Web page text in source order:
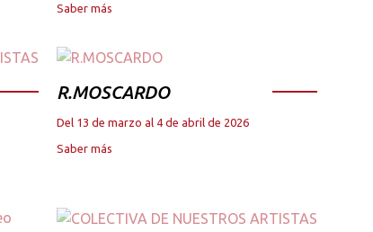
Saber más
R.MOSCARDO
Del 13 de marzo al 4 de abril de 2026
Saber más